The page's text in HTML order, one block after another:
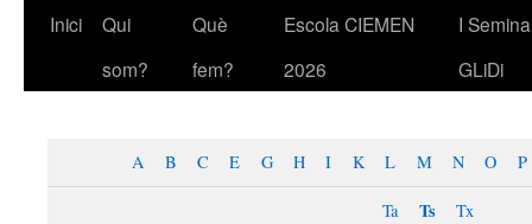
Inici
Qui
som?
Què
fem?
Escola CIEMEN
2026
I
GLiDi
A B C E G H I K L M N O P
Ta Ts Tx